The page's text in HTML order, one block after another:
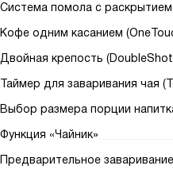
Система помола с
Кофе одним касанием
Двойная крепость
Таймер для заваривания чая
Выбор размера порции
Функция «Чайник»
Предварительное заваривание